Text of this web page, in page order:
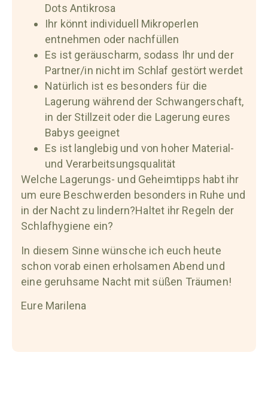
Dots Antikrosa
Ihr könnt individuell Mikroperlen
entnehmen oder nachfüllen
Es ist geräuscharm, sodass Ihr und der
Partner/in nicht im Schlaf gestört werdet
Natürlich ist es besonders für die
Lagerung während der Schwangerschaft,
in der Stillzeit oder die Lagerung eures
Babys geeignet
Es ist langlebig und von hoher Material-
und Verarbeitsungsqualität
Welche Lagerungs- und Geheimtipps habt ihr
um eure Beschwerden besonders in Ruhe und
in der Nacht zu lindern?Haltet ihr Regeln der
Schlafhygiene ein?
In diesem Sinne wünsche ich euch heute
schon vorab einen erholsamen Abend und
eine geruhsame Nacht mit süßen Träumen!
Eure Marilena